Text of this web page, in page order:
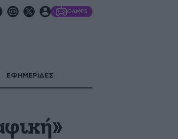
GAMES
ΕΦΗΜΕΡΙΔΕΣ